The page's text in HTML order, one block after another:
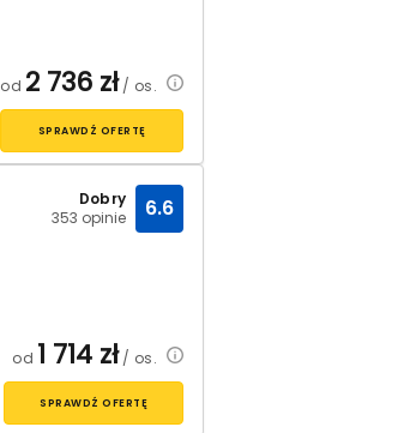
od 2 736 zł/ os.
SPRAWDŹ OFERTĘ
Dobry
353 opinie
6.6
od 1 714 zł/ os.
SPRAWDŹ OFERTĘ